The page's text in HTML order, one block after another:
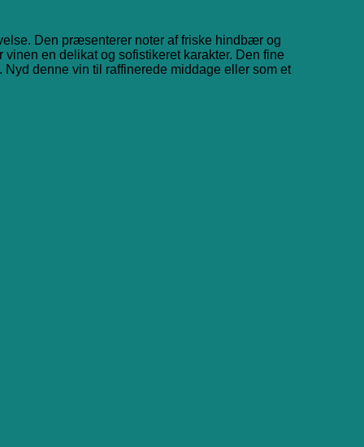
Den præsenterer noter af friske hindbær og
en delikat og sofistikeret karakter. Den fine
denne vin til raffinerede middage eller som et